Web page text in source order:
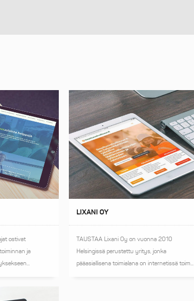
ostivat
ja
LIXANI OY
TAUSTAA Lixani Oy on vuonna 2010
Helsingissä perustettu yritys, jonka
pääasiallisena toimialana on internetissä toim...